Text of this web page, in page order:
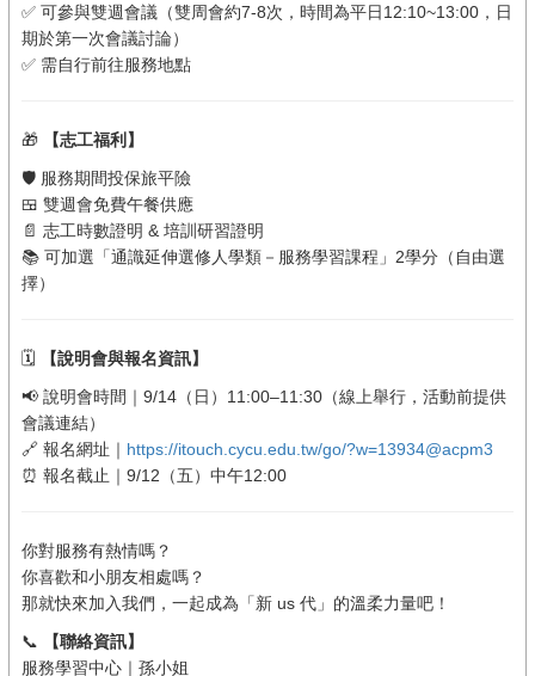
✅ 可參與雙週會議（雙周會約7-8次，時間為平日12:10~13:00，日
期於第一次會議討論）
✅ 需自行前往服務地點
🎁
【志工福利】
🛡 服務期間投保旅平險
🍱 雙週會免費午餐供應
📄 志工時數證明 & 培訓研習證明
📚 可加選「通識延伸選修人學類－服務學習課程」2學分（自由選
擇）
🗓
【說明會與報名資訊】
📢 說明會時間｜9/14（日）11:00–11:30（線上舉行，活動前提供
會議連結）
🔗 報名網址｜ https://itouch.cycu.edu.tw/go/?w=13934@acpm3
⏰ 報名截止｜9/12（五）中午12:00
你對服務有熱情嗎？
你喜歡和小朋友相處嗎？
那就快來加入我們，一起成為「新 us 代」的溫柔力量吧！
📞
【聯絡資訊】
服務學習中心｜孫小姐